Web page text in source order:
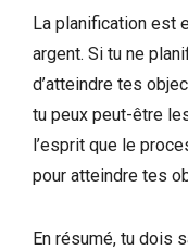
La planification est
argent. Si tu ne
d’atteindre tes
tu peux peut-être
l’esprit que le
pour atteindre tes
En résumé, tu dois